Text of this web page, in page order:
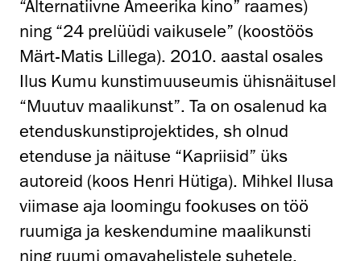
“Alternatiivne Ameerika kino” raames)
ning “24 prelüüdi vaikusele” (koostöös
Märt-Matis Lillega). 2010. aastal osales
Ilus Kumu kunstimuuseumis ühisnäitusel
“Muutuv maalikunst”. Ta on osalenud ka
etenduskunstiprojektides, sh olnud
etenduse ja näituse “Kapriisid” üks
autoreid (koos Henri Hütiga). Mihkel Ilusa
viimase aja loomingu fookuses on töö
ruumiga ja keskendumine maalikunsti
ning ruumi omavahelistele suhetele.